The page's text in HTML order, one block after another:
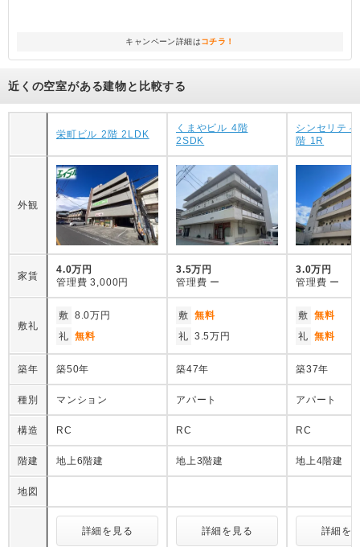
キャンペーン詳細はコチラ！
近くの空室がある建物と比較する
栄町ビル 2階 2LDK
くまやビル 4階
2SDK
シンセリテ
階 1R
外観
家賃
4.0万円
管理費 3,000円
3.5万円
管理費 ー
3.0万円
管理費 ー
敷礼
敷 8.0万円
礼 無料
敷 無料
礼 3.5万円
敷 無料
礼 無料
築年 築50年 築47年 築37年
種別 マンション アパート アパート
構造 RC RC RC
階建 地上6階建 地上3階建 地上4階建
地図
詳細を見る 詳細を見る 詳細を